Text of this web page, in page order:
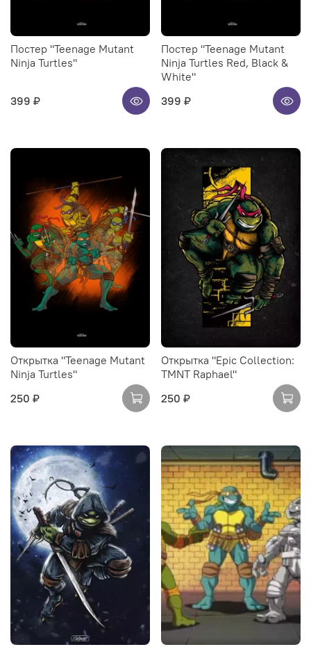
Постер "Teenage Mutant
Ninja Turtles"
399 ₽
Постер "Teenage Mutant
Ninja Turtles Red, Black &
White"
399 ₽
Открытка "Teenage Mutant
Ninja Turtles"
250 ₽
Открытка "Epic Collection:
TMNT Raphael"
250 ₽